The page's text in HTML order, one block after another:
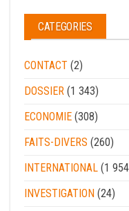
CATEGORIES
CONTACT (2)
DOSSIER (1 343)
ECONOMIE (308)
FAITS-DIVERS (260)
INTERNATIONAL (1
INVESTIGATION (24)